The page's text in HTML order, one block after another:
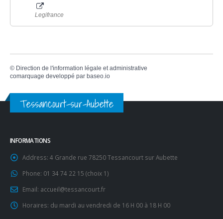
Legifrance
© Direction de l'information légale et administrative
comarquage developpé par baseo.io
Tessancourt-sur-Aubette
INFORMATIONS
Address: 4 Grande rue 78250 Tessancourt sur Aubette
Phone: 01 34 74 22 15 (choix 1)
Email: accueil@tessancourt.fr
Horaires: du mardi au vendredi de 16 H 00 à 18 H 00